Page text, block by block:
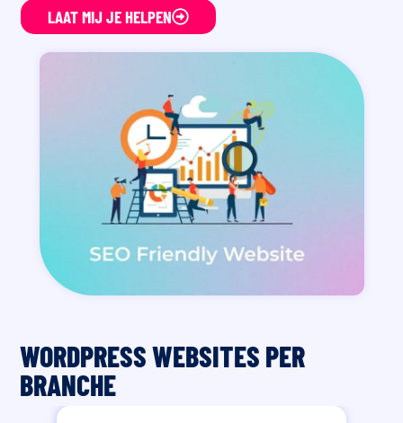
LAAT MIJ JE HELPEN
WORDPRESS WEBSITES PER
BRANCHE